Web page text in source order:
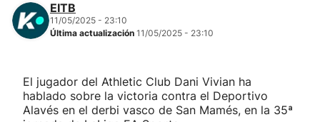
Kirolak 360
Carreras de montaña
EITB
11/05/2025 - 23:10
Última actualización 11/05/2025 - 23:10
El jugador del Athletic Club Dani Vivian ha
hablado sobre la victoria contra el Deportivo
Alavés en el derbi vasco de San Mamés, en la 35ª